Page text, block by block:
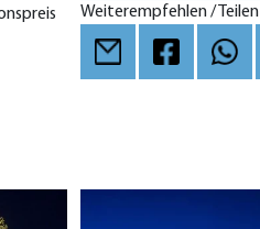
Weiterempfehlen / Teilen